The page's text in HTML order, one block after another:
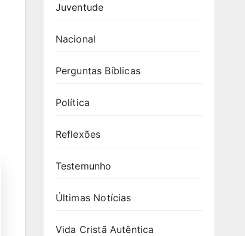
Juventude
Nacional
Perguntas Bíblicas
Política
Reflexões
Testemunho
Últimas Notícias
Vida Cristã Autêntica